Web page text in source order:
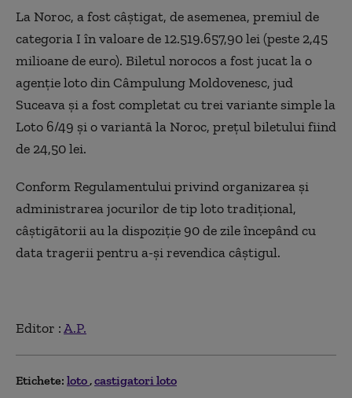
La Noroc, a fost câştigat, de asemenea, premiul de
categoria I în valoare de 12.519.657,90 lei (peste 2,45
milioane de euro). Biletul norocos a fost jucat la o
agenţie loto din Câmpulung Moldovenesc, jud
Suceava şi a fost completat cu trei variante simple la
Loto 6/49 şi o variantă la Noroc, preţul biletului fiind
de 24,50 lei.
Conform Regulamentului privind organizarea şi
administrarea jocurilor de tip loto tradiţional,
câştigătorii au la dispoziţie 90 de zile începând cu
data tragerii pentru a-şi revendica câştigul.
Editor :A.P.
Etichete: loto castigatori loto